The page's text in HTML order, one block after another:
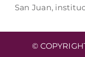
San Juan,
©